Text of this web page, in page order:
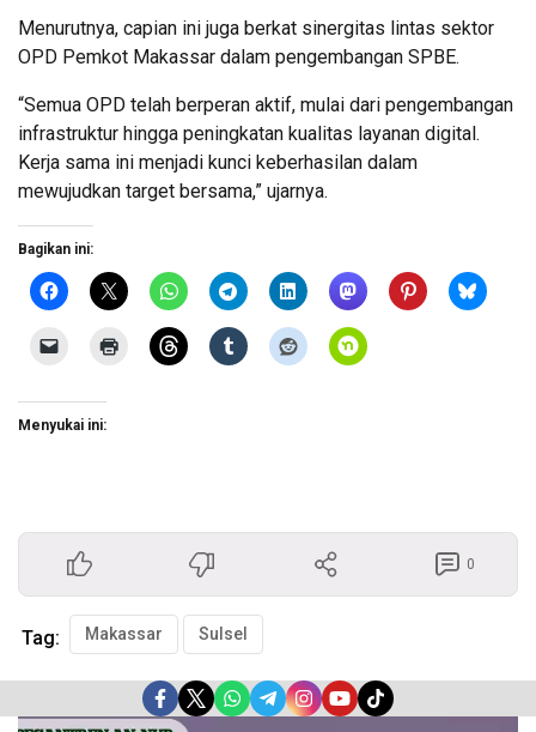
Menurutnya, capian ini juga berkat sinergitas lintas sektor
OPD Pemkot Makassar dalam pengembangan SPBE.
“Semua OPD telah berperan aktif, mulai dari pengembangan
infrastruktur hingga peningkatan kualitas layanan digital.
Kerja sama ini menjadi kunci keberhasilan dalam
mewujudkan target bersama,” ujarnya.
Bagikan ini:
Menyukai ini:
0
Tag: Makassar Sulsel